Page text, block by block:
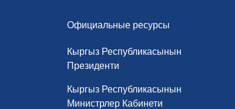
Официальные ресурсы
Кыргыз Республикасынын
Президенти
Кыргыз Республикасынын
Министрлер Кабинети